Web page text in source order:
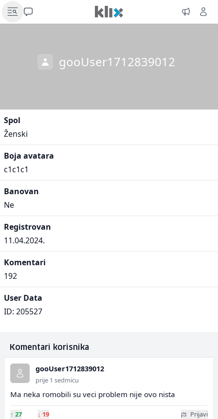
gooUser1712839012
Spol
Ženski
Boja avatara
c1c1c1
Banovan
Ne
Registrovan
11.04.2024.
Komentari
192
User Data
ID: 205527
Komentari korisnika
gooUser1712839012
prije 1 sedmicu
Ma neka romobili su veci problem nije ovo nista
↑ 27 ↓ 19 Prijavi